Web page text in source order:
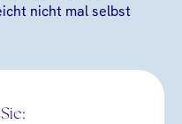
nicht mal selbst